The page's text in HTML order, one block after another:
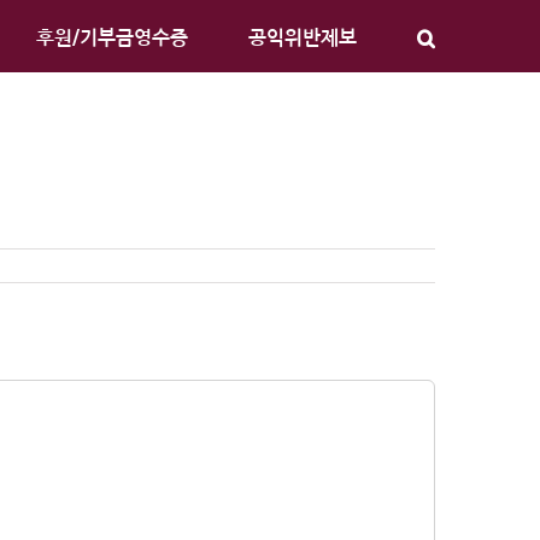
후원/기부금영수증 공익위반제보